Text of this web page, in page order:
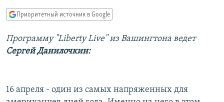
РАСПИСАНИЕ ВЕЩАНИЯ
СОЦИАЛЬНЫЕ СЕТИ
Приоритетный источник в Google
Программу "Liberty Live" из Вашингтона ведет
Сергей Данилочкин:
16 апреля - один из самых напряженных для